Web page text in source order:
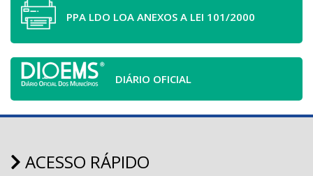
PPA LDO LOA ANEXOS A LEI 101/2000
DIÁRIO OFICIAL
ACESSO RÁPIDO